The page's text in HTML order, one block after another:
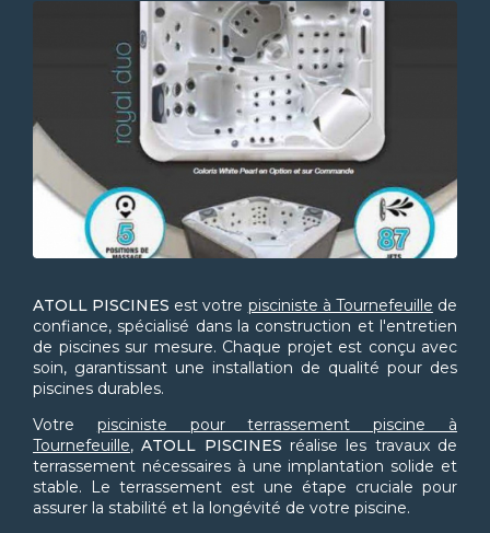
ATOLL PISCINES est votre pisciniste à Tournefeuille de
confiance, spécialisé dans la construction et l'entretien
de piscines sur mesure. Chaque projet est conçu avec
soin, garantissant une installation de qualité pour des
piscines durables.
Votre pisciniste pour terrassement piscine à
Tournefeuille,ATOLL PISCINES réalise les travaux de
terrassement nécessaires à une implantation solide et
stable. Le terrassement est une étape cruciale pour
assurer la stabilité et la longévité de votre piscine.